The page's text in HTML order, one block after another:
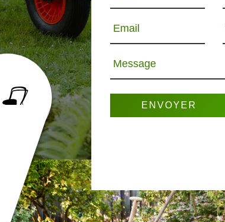
RÉFECTION
65
JARDINIER 65
Email
Message